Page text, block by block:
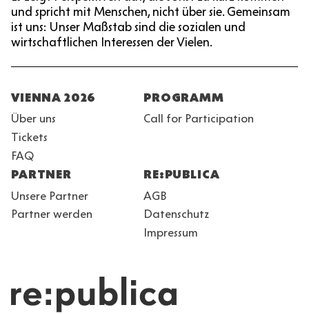
und spricht mit Menschen, nicht über sie. Gemeinsam
ist uns: Unser Maßstab sind die sozialen und
wirtschaftlichen Interessen der Vielen.
Fußzeile
VIENNA 2026
Über uns
Tickets
FAQ
PROGRAMM
Call for Participation
PARTNER
Unsere Partner
Partner werden
RE:PUBLICA
AGB
Datenschutz
Impressum